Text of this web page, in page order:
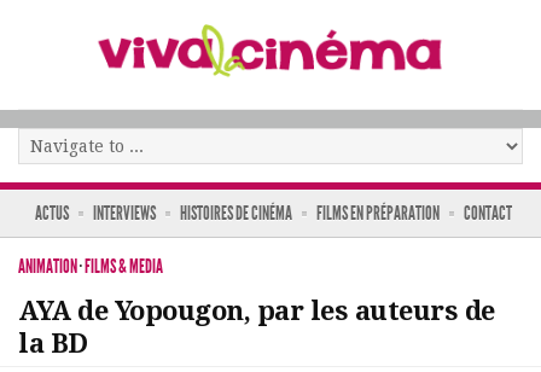
ACTUS INTERVIEWS HISTOIRES DE CINÉMA FILMS EN PRÉPARATION CONTACT
ANIMATION·FILMS & MEDIA
AYA de Yopougon, par les auteurs de
la BD